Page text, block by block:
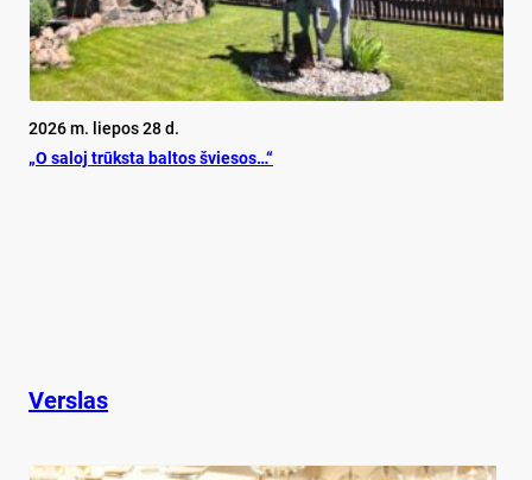
2026 m. liepos 28 d.
„O sa­loj trūks­ta bal­tos švie­sos…“
Verslas